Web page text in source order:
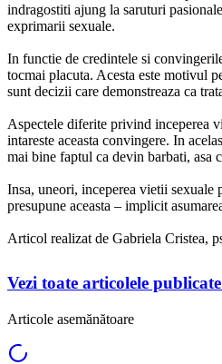
indragostiti ajung la saruturi
exprimarii sexuale.
In functie de credintele si
tocmai placuta. Acesta este motivul
sunt decizii care demonstreaza ca
Aspectele diferite privind inceperea
intareste aceasta convingere. In
mai bine faptul ca devin barbati, asa
Insa, uneori, inceperea vietii sexuale
presupune aceasta – implicit
Articol realizat de Gabriela Cristea,
Vezi toate articolele
Articole asemănătoare